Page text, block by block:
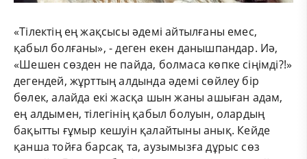
«Тілектің ең жақсысы әдемі айтылғаны емес,
қабыл болғаны», - деген екен данышпандар. Иә,
«Шешен сөзден не пайда, болмаса көпке сіңімді?!»
дегендей, жұрттың алдында әдемі сөйлеу бір
бөлек, алайда екі жасқа шын жаны ашыған адам,
ең алдымен, тілегінің қабыл болуын, олардың
бақытты ғұмыр кешуін қалайтыны анық. Кейде
қанша тойға барсақ та, аузымызға дұрыс сөз